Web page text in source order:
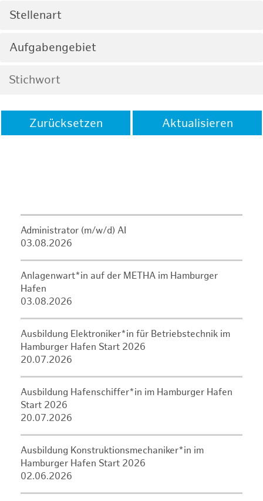
Stellenart
Aufgabengebiet
Zurücksetzen Aktualisieren
Administrator (m/w/d) AI
03.08.2026
Anlagenwart*in auf der METHA im Hamburger
Hafen
03.08.2026
Ausbildung Elektroniker*in für Betriebstechnik im
Hamburger Hafen Start 2026
20.07.2026
Ausbildung Hafenschiffer*in im Hamburger Hafen
Start 2026
20.07.2026
Ausbildung Konstruktionsmechaniker*in im
Hamburger Hafen Start 2026
02.06.2026